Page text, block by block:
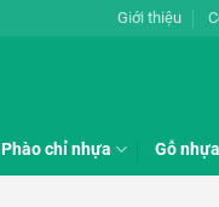
Giới thiệu
Phào chỉ nhựa Gỗ nhựa